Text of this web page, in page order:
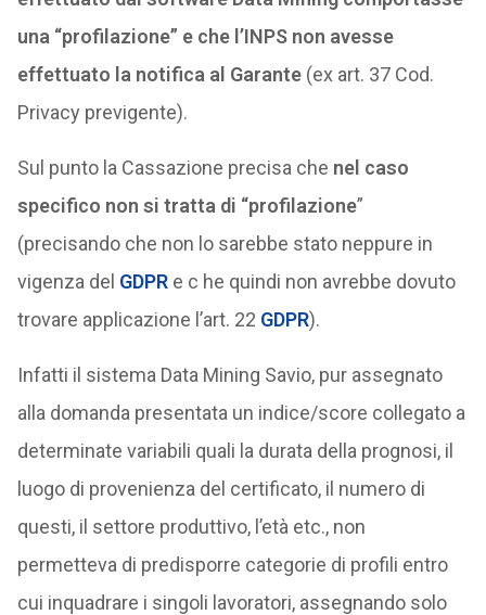
una “profilazione” e che l’INPS non avesse
effettuato la notifica al Garante(ex art. 37 Cod.
Privacy previgente).
Sul punto la Cassazione precisa che nel caso
specifico non si tratta di “profilazione”
(precisando che non lo sarebbe stato neppure in
vigenza del GDPR e c he quindi non avrebbe dovuto
trovare applicazione l’art. 22 GDPR).
Infatti il sistema Data Mining Savio, pur assegnato
alla domanda presentata un indice/score collegato a
determinate variabili quali la durata della prognosi, il
luogo di provenienza del certificato, il numero di
questi, il settore produttivo, l’età etc., non
permetteva di predisporre categorie di profili entro
cui inquadrare i singoli lavoratori, assegnando solo